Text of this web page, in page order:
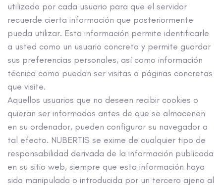
utilizado por cada usuario para que el servidor
recuerde cierta información que posteriormente
pueda utilizar. Esta información permite identificarle
a usted como un usuario concreto y permite guardar
sus preferencias personales, así como información
técnica como puedan ser visitas o páginas concretas
que visite.
Aquellos usuarios que no deseen recibir cookies o
quieran ser informados antes de que se almacenen
en su ordenador, pueden configurar su navegador a
tal efecto. NUBERTIS se exime de cualquier tipo de
responsabilidad derivada de la información publicada
en su sitio web, siempre que esta información haya
sido manipulada o introducida por un tercero ajeno al